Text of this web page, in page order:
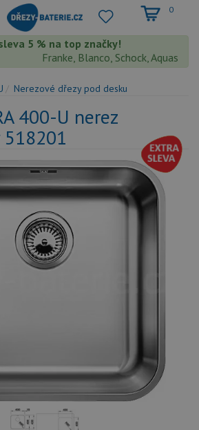
0
5 % na top značky!
Franke, Blanco, Schock,
Nerezové dřezy pod desku
400-U nerez